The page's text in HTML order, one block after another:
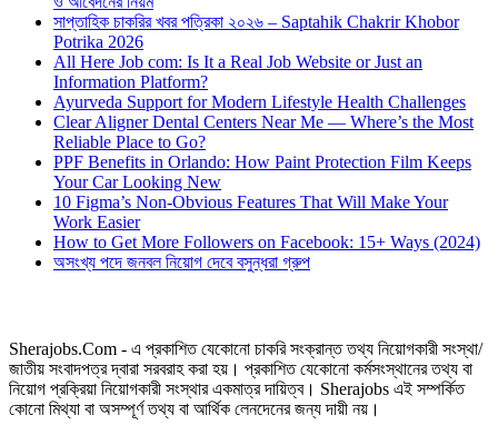
সাপ্তাহিক চাকরির খবর পত্রিকা ২০২৬ – Saptahik Chakrir Khobor
Potrika 2026
All Here Job com: Is It a Real Job Website or Just an
Information Platform?
Ayurveda Support for Modern Lifestyle Health Challenges
Clear Aligner Dental Centers Near Me — Where’s the Most
Reliable Place to Go?
PPF Benefits in Orlando: How Paint Protection Film Keeps
Your Car Looking New
10 Figma’s Non-Obvious Features That Will Make Your
Work Easier
How to Get More Followers on Facebook: 15+ Ways (2024)
অসংখ্য পদে জনবল নিয়োগ দেবে বসুন্ধরা গ্রুপ
Sherajobs.Com - এ প্রকাশিত যেকোনো চাকরি সংক্রান্ত তথ্য নিয়োগকারী সংস্থা/
জাতীয় সংবাদপত্র দ্বারা সরবরাহ করা হয়। প্রকাশিত যেকোনো কর্মসংস্থানের তথ্য বা
নিয়োগ প্রক্রিয়া নিয়োগকারী সংস্থার একমাত্র দায়িত্ব। Sherajobs এই সম্পর্কিত
কোনো মিথ্যা বা অসম্পূর্ণ তথ্য বা আর্থিক লেনদেনের জন্য দায়ী নয়।